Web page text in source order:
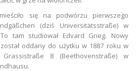
się na podwórzu pierwszego
(dziś Universitätsstraße) w
tam studiował Edvard Grieg. Nowy
oddany do użytku w 1887 roku w
8 (Beethovenstraße) w